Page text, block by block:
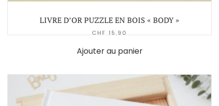
LIVRE D’OR PUZZLE EN BOIS « BODY »
CHF 15.90
Ajouter au panier